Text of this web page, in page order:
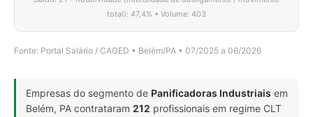
total): 47,4% • Volume: 403
Fonte: Portal Salário / CAGED • Belém/PA • 07/2025 a 06/2026
Empresas do segmento de Panificadoras Industriais em
Belém, PA contrataram 212 profissionais em regime CLT